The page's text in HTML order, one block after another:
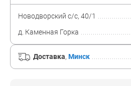
Новодворский с/с, 40/1
д. Каменная Горка
Доставка, Минск